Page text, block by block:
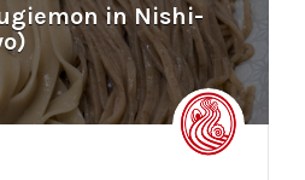
in Nishi-